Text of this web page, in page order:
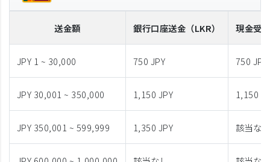
送金額 銀行口座送金 （LKR） 現金受
JPY 1 ~ 30,000 750 JPY 750 JPY
JPY 30,001 ~ 350,000 1,150 JPY 1,150
JPY 350,001 ~ 599,999 1,350 JPY 該当なし